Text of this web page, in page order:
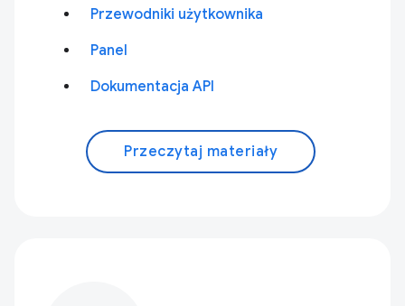
Przewodniki użytkownika
Panel
Dokumentacja API
Przeczytaj materiały